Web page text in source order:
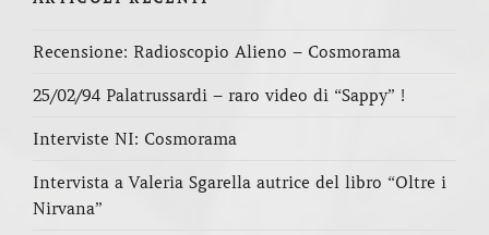
Recensione: Radioscopio Alieno – Cosmorama
25/02/94 Palatrussardi – raro video di “Sappy” !
Interviste NI: Cosmorama
Intervista a Valeria Sgarella autrice del libro “Oltre i
Nirvana”